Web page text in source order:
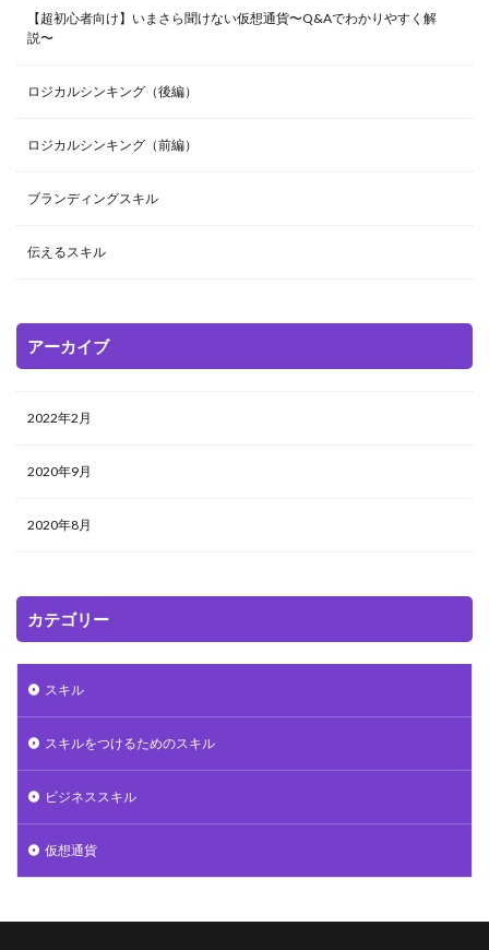
【超初心者向け】いまさら聞けない仮想通貨〜Q&Aでわかりやすく解
説〜
ロジカルシンキング（後編）
ロジカルシンキング（前編）
ブランディングスキル
伝えるスキル
アーカイブ
2022年2月
2020年9月
2020年8月
カテゴリー
スキル
スキルをつけるためのスキル
ビジネススキル
仮想通貨